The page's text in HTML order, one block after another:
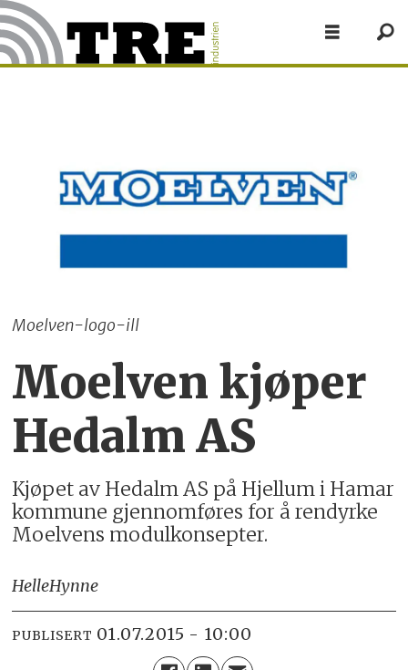
Moelven-logo-ill
Moelven kjøper
Hedalm AS
Kjøpet av Hedalm AS på Hjellum i Hamar
kommune gjennomføres for å rendyrke
Moelvens modulkonsepter.
HelleHynne
PUBLISERT 01.07.2015 - 10:00